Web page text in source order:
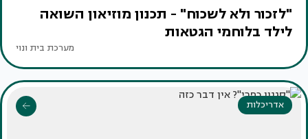
"לזכור ולא לשכוח" - תכנון מוזיאון השואה
לילד בלוחמי הגטאות
מערכת בית ונוי
אדריכלות